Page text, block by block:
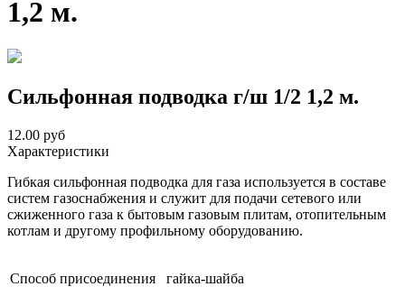
1,2 м.
Сильфонная подводка г/ш 1/2 1,2 м.
12.00 руб
Характеристики
Гибкая сильфонная подводка для газа используется в составе
систем газоснабжения и служит для подачи сетевого или
сжиженного газа к бытовым газовым плитам, отопительным
котлам и другому профильному оборудованию.
Способ присоединения гайка-шайба